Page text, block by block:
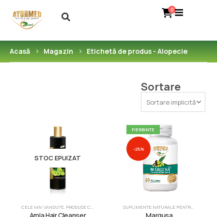
0
Acasă Magazin Etichetă de produs - Alopecie
Sortare
STOC EPUIZAT
CELE MAI VANDUTE, PRODUSE COSMETICE NATURALE ,SUPLIMENTE NATURALE PENTRU
FIERBINTE
-25%
SUPLIMENTE NATURALE PENTRU PIELE, PAR SI UNGHII